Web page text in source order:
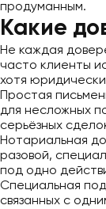
продуманным.
Какие
Не каждая
часто клиенты
хотя
Простая
для несложных
серьёзных
Нотариальная
разовой,
под одно
Специальная
связанных с